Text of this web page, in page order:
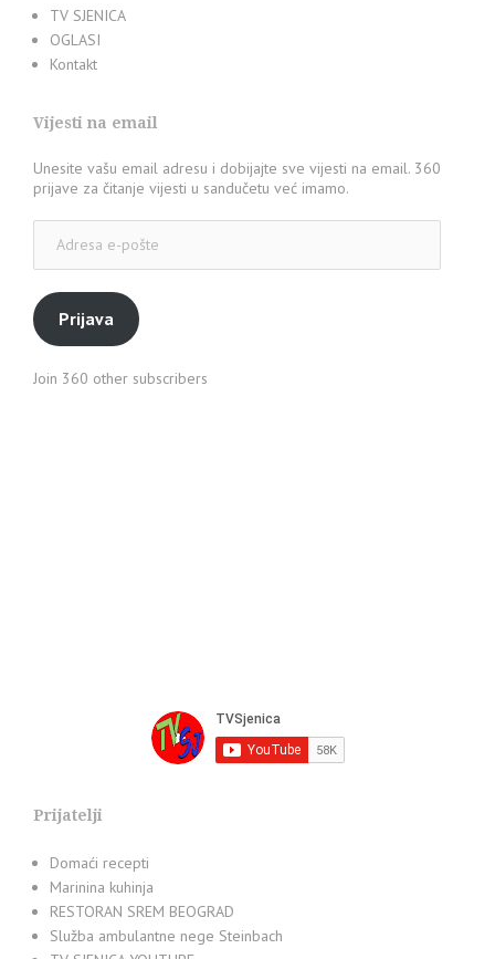
TV SJENICA
OGLASI
Kontakt
Vijesti na email
Unesite vašu email adresu i dobijajte sve vijesti na email. 360
prijave za čitanje vijesti u sandučetu već imamo.
pošte
Prijava
Join 360 other subscribers
Prijatelji
Domaći recepti
Marinina kuhinja
RESTORAN SREM BEOGRAD
Služba ambulantne nege Steinbach